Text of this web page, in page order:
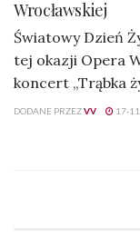
Wrocławskiej
Światowy Dzień
tej okazji Opera
koncert „Trąbka
DODANE PRZEZVV 17-